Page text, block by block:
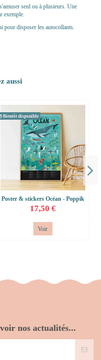
seul ou à plusieurs. Une
exemple.
pour disposer les autocollants.
aussi
Bientôt disponible
Poster & stickers Océan - Poppik
17,50 €
Voir
nos actualités...